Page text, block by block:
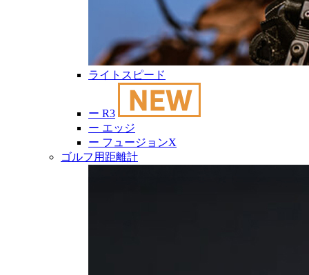
ライトスピード
ー R3
ー エッジ
ー フュージョンX
ゴルフ用距離計